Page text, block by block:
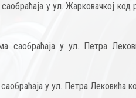
у ул. Жарковачкој код
саобраћаја у ул. Петра
у ул. Петра Лековића